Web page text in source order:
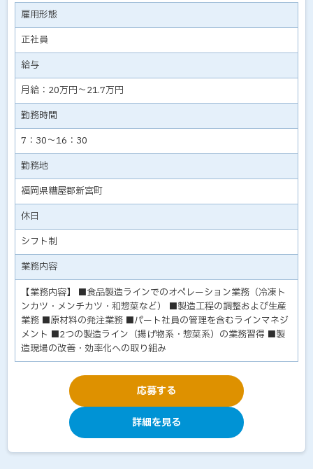
雇用形態
正社員
給与
月給：20万円～21.7万円
勤務時間
7：30～16：30
勤務地
福岡県糟屋郡新宮町
休日
シフト制
業務内容
【業務内容】 ■食品製造ラインでのオペレーション業務（冷凍ト
ンカツ・メンチカツ・和惣菜など） ■製造工程の調整および生産
業務 ■原材料の発注業務 ■パート社員の管理を含むラインマネジ
メント ■2つの製造ライン（揚げ物系・惣菜系）の業務習得 ■製
造現場の改善・効率化への取り組み
応募する
詳細を見る